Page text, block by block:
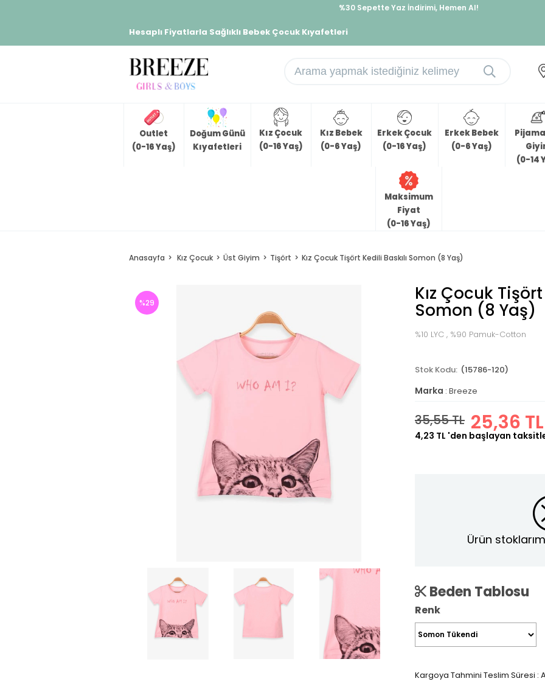
%30 Sepette Yaz İndirimi, Hemen Al!
Hesaplı Fiyatlarla Sağlıklı Bebek Çocuk Kıyafetleri
Outlet
(0-16 Yaş)
Doğum Günü
Kıyafetleri
Kız Çocuk
(0-16 Yaş)
Kız Bebek
(0-6 Yaş)
Erkek Çocuk
(0-16 Yaş)
Erkek Bebek
(0-6 Yaş)
(0-14
Maksimum
Fiyat
(0-16 Yaş)
Anasayfa Kız Çocuk Üst Giyim Tişört Kız Çocuk Tişört Kedili Baskılı Somon (8 Yaş)
%29 Kız Çocuk
Somon (8 Yaş)
%10 LYC , %90 Pamuk-Cotton
(15786-120)
Marka : Breeze
35,55 TL 25,36 TL
4,23 TL 'den başlayan
Ürün
Beden Tablosu
Renk
Kargoya Tahmini Teslim Süresi :